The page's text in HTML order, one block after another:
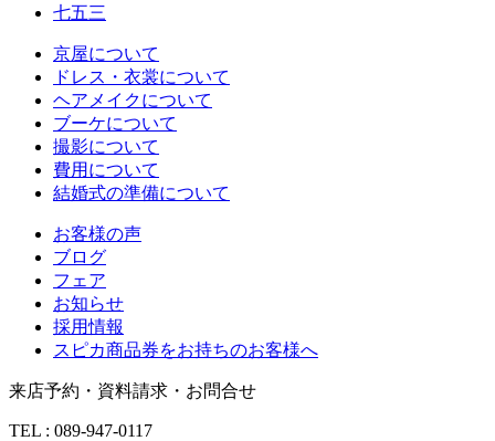
七五三
京屋について
ドレス・衣裳について
ヘアメイクについて
ブーケについて
撮影について
費用について
結婚式の準備について
お客様の声
ブログ
フェア
お知らせ
採用情報
スピカ商品券をお持ちのお客様へ
来店予約・資料請求・お問合せ
TEL : 089-947-0117